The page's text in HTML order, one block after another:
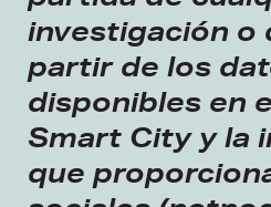
investigación o
partir de los
disponibles en
Smart City y la
que